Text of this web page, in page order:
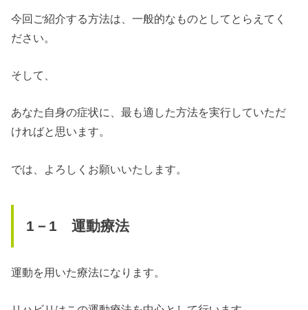
今回ご紹介する方法は、一般的なものとしてとらえてく
ださい。
そして、
あなた自身の症状に、最も適した方法を実行していただ
ければと思います。
では、よろしくお願いいたします。
1－1 運動療法
運動を用いた療法になります。